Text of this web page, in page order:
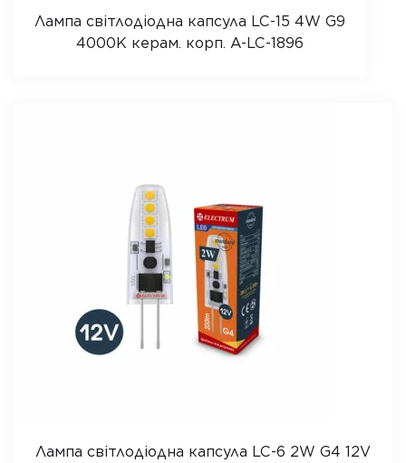
Лампа світлодіодна капсула LC-15 4W G9
4000K керам. корп. A-LC-1896
Лампа світлодіодна капсула LC-6 2W G4 12V